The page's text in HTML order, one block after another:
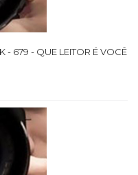
- 679 - QUE LEITOR É VOCÊ